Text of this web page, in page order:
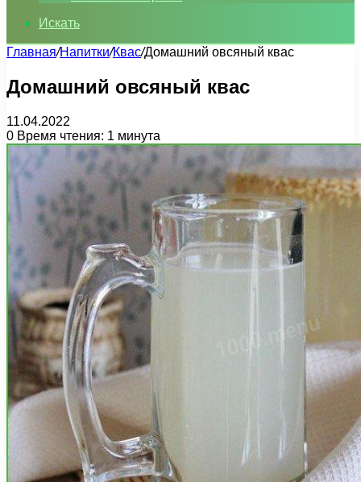
Искать
Главная/Напитки/Квас/Домашний овсяный квас
Домашний овсяный квас
11.04.2022
0 Время чтения: 1 минута